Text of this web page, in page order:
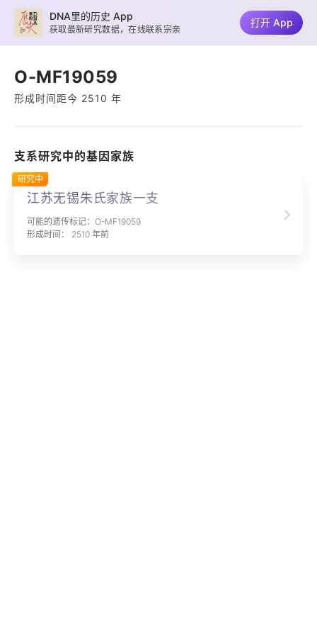
O-MF19059
形成时间距今 2510 年
支系研究中的基因家族
江苏无锡朱氏家族一支
可能的遗传标记：O-MF19059
形成时间： 2510 年前
研究中
DNA里的历史 App
获取最新研究数据，在线联系宗亲
打开 App